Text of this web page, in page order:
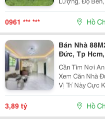
Thay Vì Chỉ
Người Bán,
Thông Tin...
0961 *** *** Hồ
Bán Nhà
Đức, Tp
Cần Tìm Nơi
Xem Căn Nhà
Vị Trí Này Cực
Nhanh Chóng,
3,89 tỷ Hồ